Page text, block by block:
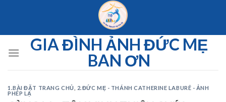
GIA ĐÌNH ẢNH ĐỨC MẸ
BAN ƠN
1.BÀI ĐẶT TRANG CHỦ
2.ĐỨC MẸ - THÁNH CATHERINE LABURÊ - ẢNH
PHÉP LẠ